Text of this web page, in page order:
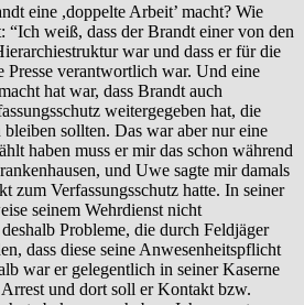
eine ,doppelte Arbeit’ macht? Wie
“Ich weiß, dass der Brandt einer von den
war und dass er für die
Presse verantwortlich war. Und eine
hat war, dass Brandt auch
weitergegeben hat, die
sollten. Das war aber nur eine
haben muss er mir das schon während
und Uwe sagte mir damals
zum Verfassungsschutz hatte. In seiner
seinem Wehrdienst nicht
Probleme, die durch Feldjäger
dass diese seine Anwesenheitspflicht
war er gelegentlich in seiner Kaserne
und dort soll er Kontakt bzw.